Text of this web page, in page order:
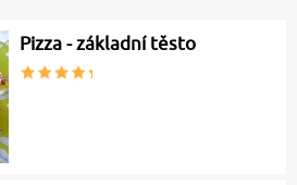
Pizza - základní těsto